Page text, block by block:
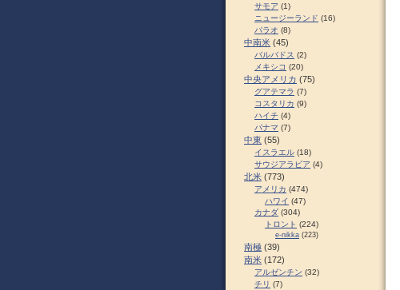
サモア (1)
ニュージーランド (16)
パラオ (8)
中南米 (45)
バルバドス (2)
メキシコ (20)
中央アメリカ (75)
グアテマラ (7)
コスタリカ (9)
ハイチ (4)
パナマ (7)
中東 (55)
イスラエル (18)
サウジアラビア (4)
北米 (773)
アメリカ (474)
ハワイ (47)
カナダ (304)
トロント (224)
e-nikka (223)
南極 (39)
南米 (172)
アルゼンチン (32)
チリ (7)